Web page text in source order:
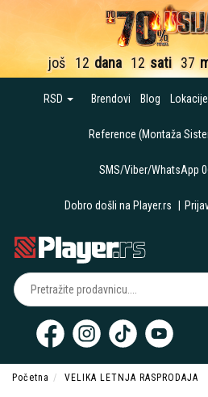
još 12 dana 12 sati 37
RSD Brendovi Blog Lokacije
Reference (Montaža
SMS/Viber/WhatsApp
Dobro došli na Player.rs
Početna VELIKA LETNJA RASPRODAJA